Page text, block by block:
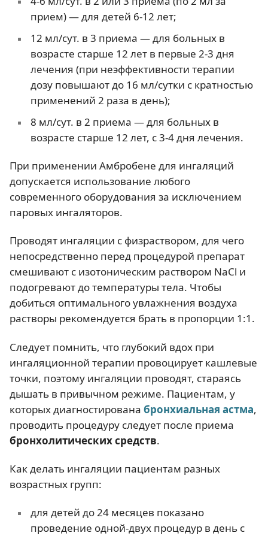
прием) — для детей 6-12 лет;
12 мл/сут. в 3 приема — для больных в
возрасте старше 12 лет в первые 2-3 дня
лечения (при неэффективности терапии
дозу повышают до 16 мл/сутки с кратностью
применений 2 раза в день);
8 мл/сут. в 2 приема — для больных в
возрасте старше 12 лет, с 3-4 дня лечения.
При применении Амбробене для ингаляций
допускается использование любого
современного оборудования за исключением
паровых ингаляторов.
Проводят ингаляции с физраствором, для чего
непосредственно перед процедурой препарат
смешивают с изотоническим раствором NаCl и
подогревают до температуры тела. Чтобы
добиться оптимального увлажнения воздуха
растворы рекомендуется брать в пропорции 1:1.
Следует помнить, что глубокий вдох при
ингаляционной терапии провоцирует кашлевые
точки, поэтому ингаляции проводят, стараясь
дышать в привычном режиме. Пациентам, у
которых диагностирована бронхиальная астма,
проводить процедуру следует после приема
бронхолитических средств.
Как делать ингаляции пациентам разных
возрастных групп:
для детей до 24 месяцев показано
проведение одной-двух процедур в день с